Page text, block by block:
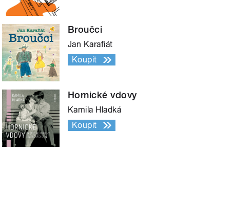
Broučci
Jan Karafiát
Koupit
Hornické vdovy
Kamila Hladká
Koupit